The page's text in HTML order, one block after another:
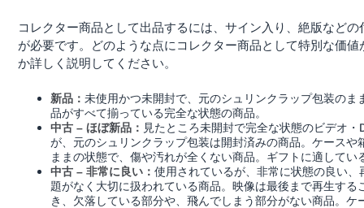
コレクター商品として出品するには、サイン入り、絶版などの
が必要です。どのような点にコレクター商品として特別な価値
か詳しく説明してください。
新品： 未使用かつ未開封で、元のシュリンクラップ包装のま
品がすべて揃っている完全な状態の商品。
中古 – ほぼ新品： 見たところ未開封で完全な状態のビデオ・
が、元のシュリンクラップ包装は開封済みの商品。ケースや
ままの状態で、傷や汚れが全くない商品。ギフトに適してい
中古 – 非常に良い： 使用されているが、非常に状態の良い、
題がなく大切に扱われている商品。映像は最後まで再生する
き、欠落している部分や、飛んでしまう部分がない商品。ケ